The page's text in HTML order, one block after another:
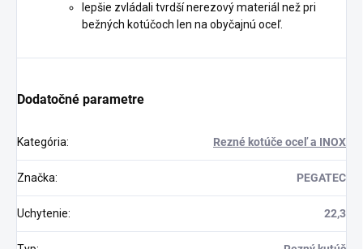
lepšie zvládali tvrdší nerezový materiál než pri
bežných kotúčoch len na obyčajnú oceľ.
Dodatočné parametre
Kategória: Rezné kotúče oceľ a INOX
Značka: PEGATEC
Uchytenie: 22,3